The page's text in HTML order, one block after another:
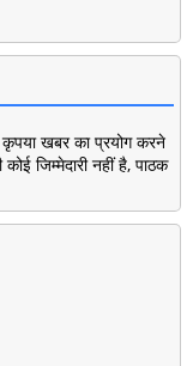
खबर का प्रयोग करने
जिम्मेदारी नहीं है, पाठक